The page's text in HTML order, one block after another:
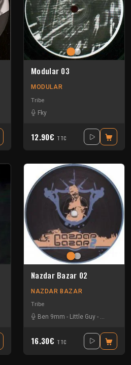
Modular 03
MODULAR
Tribe
Fky
12.90€ TTC
Nazdar Bazar 02
NAZDAR BAZAR
Tribe
Ben 9mm - Little Guy - Sloogy
16.30€ TTC